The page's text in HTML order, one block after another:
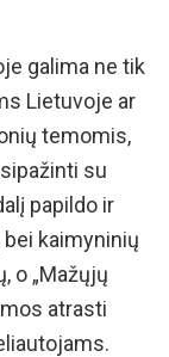
galima ne tik
Lietuvoje ar
temomis,
su
papildo ir
kaimyninių
o „Mažųjų
atrasti